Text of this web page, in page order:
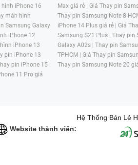
iPhone 16
màn hình
Samsung Galaxy
iPhone 12
iPhone 13
pin iPhone 13
pin iPhone 15
11 Pro giá
Max giá rẻ | Giá Thay pin
Thay pin Samsung Note 8
iPhone 14 Plus giá rẻ | Giá
Samsung S21 Plus | Thay pin
Galaxy A02s | Thay pin
TPHCM | Giá Thay pin
Thay pin Samsung Note 20
Website thành viên:
Hệ Thống Bán Lẻ